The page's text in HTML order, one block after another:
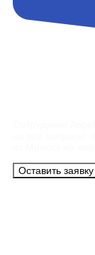
Оставить заявку